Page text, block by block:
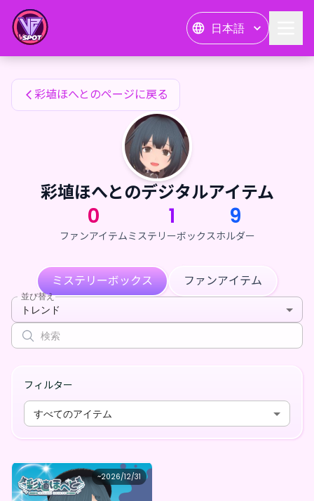
日本語
彩埴ほへとのファンアイテム
彩埴ほへとのページに戻る
彩埴ほへとのデジタルアイテム
0
ファンアイテム
1
ミステリーボックス
9
ホルダー
ミステリーボックス ファンアイテム
並び替え
トレンド
フィルター
すべてのアイテム
~2026/12/31
彩埴ほへと
彩埴ほへと ボイスガチャ（全5種）
彩埴ほへとのファンアイテム — 24karat